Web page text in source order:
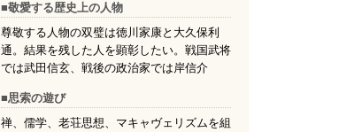
■敬愛する歴史上の人物
尊敬する人物の双璧は徳川家康と大久保利
通。結果を残した人を顕彰したい。戦国武将
では武田信玄、戦後の政治家では岸信介
■思索の遊び
禅、儒学、老荘思想、マキャヴェリズムを組